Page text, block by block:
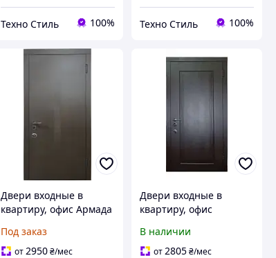
Техно Стиль 100% Техно Стиль 100%
Двери входные в
квартиру, офис Армада
Под заказ
от 2950 ₴/мес
Двери входные в
квартиру, офис
В наличии
от 2805₴/мес